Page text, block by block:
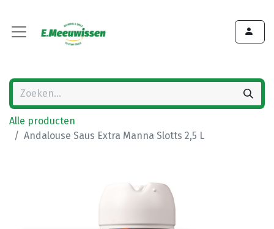
Alle producten
Andalouse Saus Extra Manna Slotts 2,5 L